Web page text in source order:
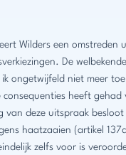
Wilders een omstreden
De
ongetwijfeld niet meer
heeft gehad
van deze uitspraak
haatzaaien (artikel
zelfs voor is